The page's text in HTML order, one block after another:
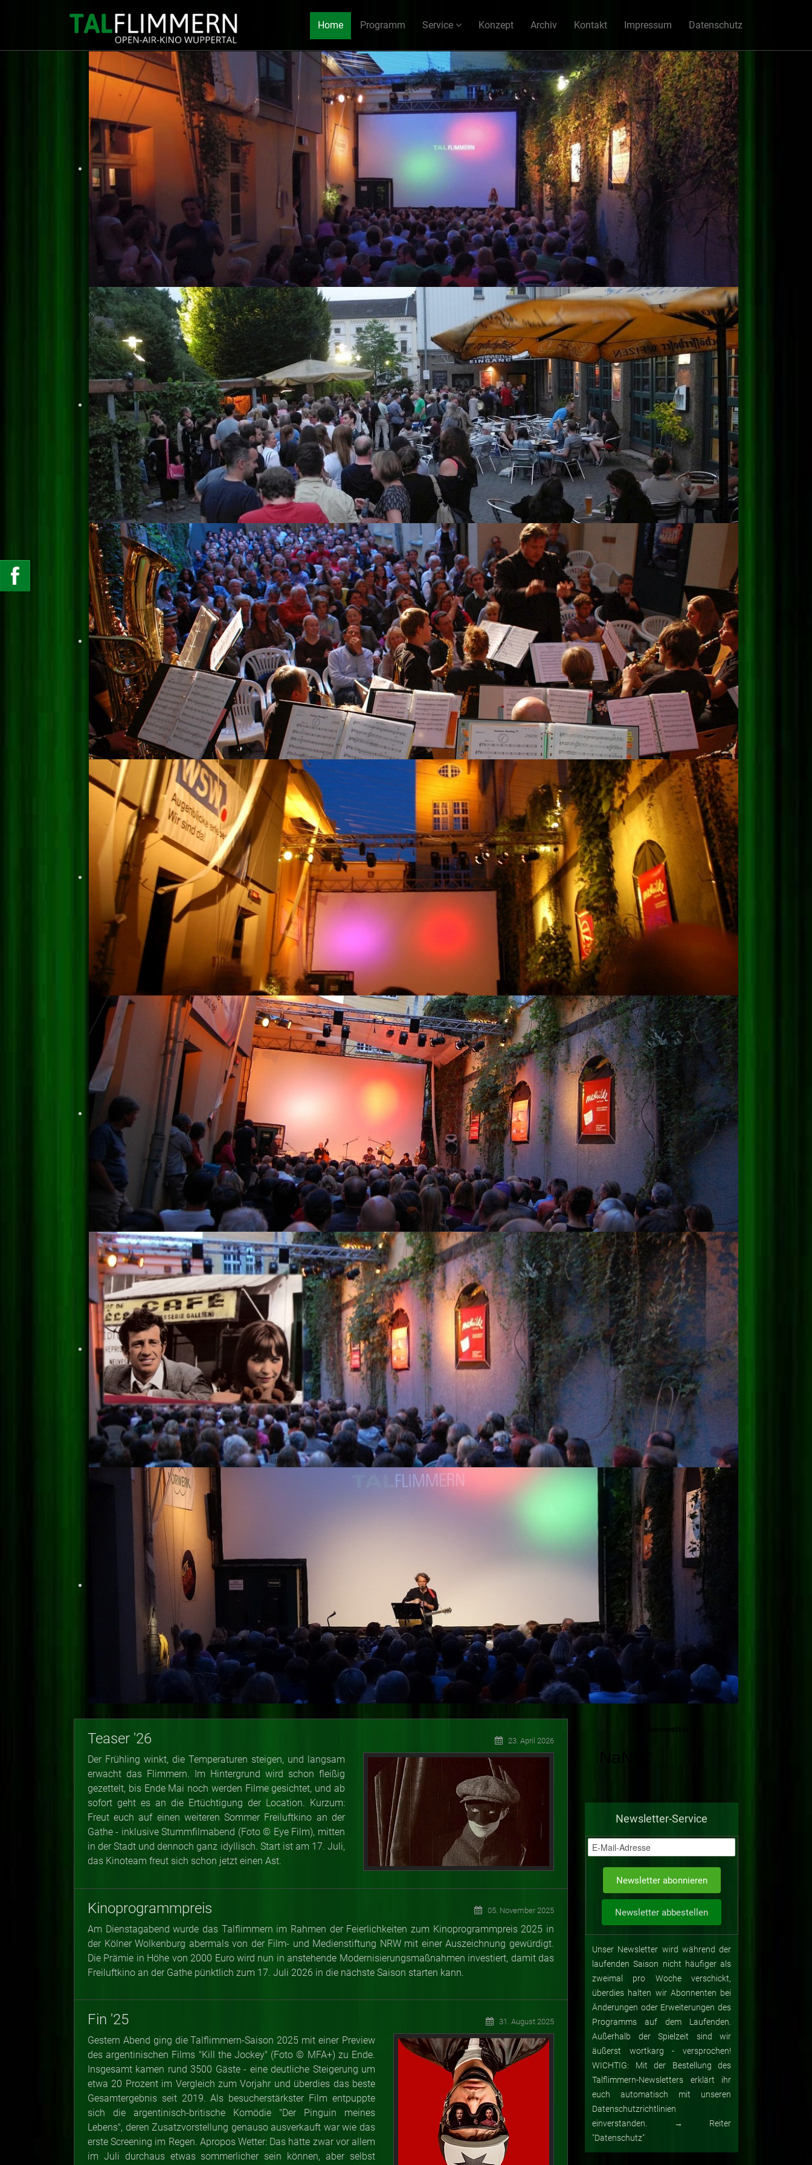
Home Programm Service Konzept Archiv Kontakt Impressum Datenschutz
Teaser '26 23. April 2026
Der Frühling winkt, die Temperaturen steigen, und langsam
erwacht das Flimmern. Im Hintergrund wird schon fleißig
gezettelt, bis Ende Mai noch werden Filme gesichtet, und ab
sofort geht es an die Ertüchtigung der Location. Kurzum:
Freut euch auf einen weiteren Sommer Freiluftkino an der
Gathe - inklusive Stummfilmabend (Foto © Eye Film), mitten
in der Stadt und dennoch ganz idyllisch. Start ist am 17. Juli,
das Kinoteam freut sich schon jetzt einen Ast.
Kinoprogrammpreis 05. November 2025
Am Dienstagabend wurde das Talflimmern im Rahmen der Feierlichkeiten zum Kinoprogrammpreis 2025 in
der Kölner Wolkenburg abermals von der Film- und Medienstiftung NRW mit einer Auszeichnung gewürdigt.
Die Prämie in Höhe von 2000 Euro wird nun in anstehende Modernisierungsmaßnahmen investiert, damit das
Freiluftkino an der Gathe pünktlich zum 17. Juli 2026 in die nächste Saison starten kann.
Fin '25 31. August 2025
Gestern Abend ging die Talflimmern-Saison 2025 mit einer Preview
des argentinischen Films "Kill the Jockey" (Foto © MFA+) zu Ende.
Insgesamt kamen rund 3500 Gäste - eine deutliche Steigerung um
etwa 20 Prozent im Vergleich zum Vorjahr und überdies das beste
Gesamtergebnis seit 2019. Als besucherstärkster Film entpuppte
sich die argentinisch-britische Komödie "Der Pinguin meines
Lebens", deren Zusatzvorstellung genauso ausverkauft war wie das
erste Screening im Regen. Apropos Wetter: Das hätte zwar vor allem
im Juli durchaus etwas sommerlicher sein können, aber selbst
Newsletter-Service
Unser Newsletter wird während der
laufenden Saison nicht häufiger als
zweimal pro Woche verschickt,
überdies halten wir Abonnenten bei
Änderungen oder Erweiterungen des
Programms auf dem Laufenden.
Außerhalb der Spielzeit sind wir
äußerst wortkarg - versprochen!
WICHTIG: Mit der Bestellung des
Talflimmern-Newsletters erklärt ihr
euch automatisch mit unseren
Datenschutzrichtlinien
einverstanden. → Reiter
"Datenschutz"